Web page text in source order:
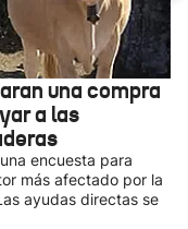
una compra
a las
encuesta para
más afectado por la
ayudas directas se